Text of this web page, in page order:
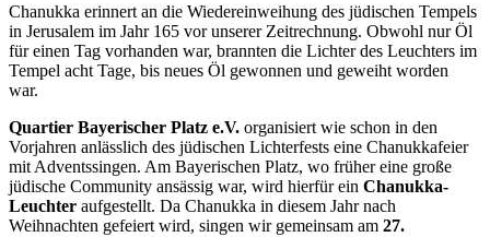
Chanukka erinnert an die Wiedereinweihung des jüdischen Tempels
in Jerusalem im Jahr 165 vor unserer Zeitrechnung. Obwohl nur Öl
für einen Tag vorhanden war, brannten die Lichter des Leuchters im
Tempel acht Tage, bis neues Öl gewonnen und geweiht worden
war.
Quartier Bayerischer Platz e.V. organisiert wie schon in den
Vorjahren anlässlich des jüdischen Lichterfests eine Chanukkafeier
mit Adventssingen. Am Bayerischen Platz, wo früher eine große
jüdische Community ansässig war, wird hierfür ein Chanukka-
Leuchter aufgestellt. Da Chanukka in diesem Jahr nach
Weihnachten gefeiert wird, singen wir gemeinsam am 27.